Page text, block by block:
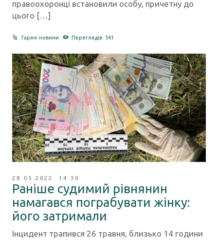
правоохоронці встановили особу, причетну до
цього […]
Гарячі новини Переглядів: 341
28.05.2022 14:30
Раніше судимий рівнянин
намагався пограбувати жінку:
його затримали
Інцидент трапився 26 травня, близько 14 години